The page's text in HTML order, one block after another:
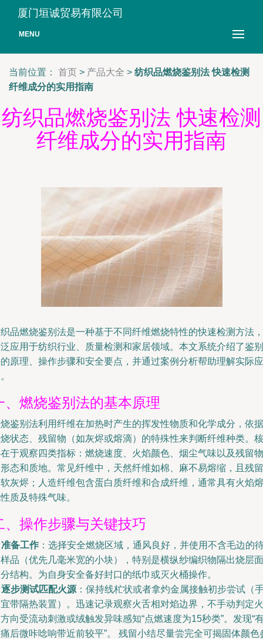
厦门垣诚贸易有限公司
MENU
当前位置： 首页 > 产品大全 > 纺织品燃烧鉴别法 快速检测
纤维成分的实用指南
纺织品燃烧鉴别法 快速检测
纤维成分的实用指南
品燃烧鉴别法是一种基于不同纤维燃烧特性的快速检测方法，
应用于纺织行业、质量检测和家居领域。本文系统介绍了鉴别
原理、操作步骤和安全要点，并通过案例分析帮助理解实际应
、燃烧鉴别法的基本原理
鉴别法利用纤维在加热时产生的挥发性物质和化学成分，依据
状态、残留物（如灰烬或熔滴）的特殊性来判断纤维种类。核
于观察四类指标：燃烧速度、火焰颜色、烟尘气味以及残留物
态和质地。常见纤维中，天然纤维如棉、麻不易熔缩，且残留
灰烬；人造纤维包含蛋白质纤维和合成纤维，通常具有火焰熔
质及特殊气味。
、操作步骤与关键技巧
备工作：选择安全燃烧区域，通风良好，并使用不含毛边的
品（优先几毫米宽的小块），特别是横纵纱编织物隔出烧层面
结构。为自身安全备好封口的纸巾或灭火桶操作。
步测试匹配火源 ：保持线杧状或者拿灼金属接触初步尝试（
带隔热装置）。迅速记录观察火舌相对焰边界，不手动判定火
向受流动刺激或绒触发异味感知“点燃速度为15秒类”。发现“
后微咔唸响带近前较平”。 残留小结尽量尝完全可揭固体颜色